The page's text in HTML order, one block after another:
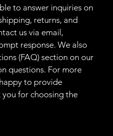
to answer inquiries on
returns, and
us via email,
response. We also
(FAQ) section on our
questions. For more
to provide
you for choosing the